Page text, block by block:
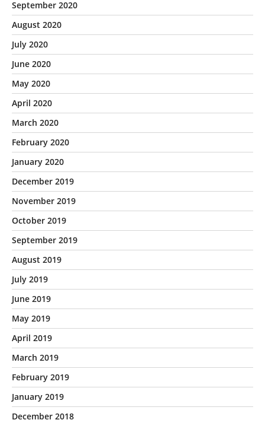
September 2020
August 2020
July 2020
June 2020
May 2020
April 2020
March 2020
February 2020
January 2020
December 2019
November 2019
October 2019
September 2019
August 2019
July 2019
June 2019
May 2019
April 2019
March 2019
February 2019
January 2019
December 2018